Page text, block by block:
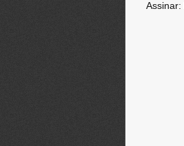
Assinar: